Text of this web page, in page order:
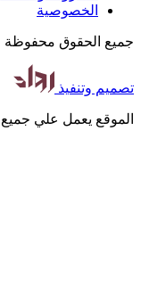
الخصوصية
جميع الحقوق محفوظة لـ ©
تصميم وتنفيذ
الموقع يعمل علي جميع